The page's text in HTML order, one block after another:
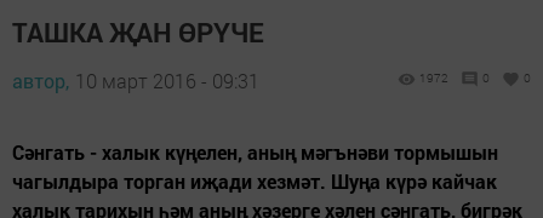
ТАШКА ҖАН ӨРҮЧЕ
автор, 10 март 2016 - 09:31 1972 0 0
Сәнгать - халык күңелен, аның мәгънәви тормышын
чагылдыра торган иҗади хезмәт. Шуңа күрә кайчак
халык тарихын һәм аның хәзерге хәлен сәнгать, бигрәк